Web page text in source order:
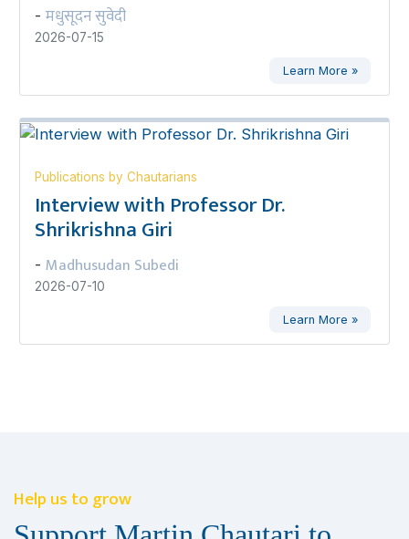
- मधुसूदन सुवेदी
2026-07-15
Learn More »
Publications by Chautarians
Interview with Professor Dr.
Shrikrishna Giri
- Madhusudan Subedi
2026-07-10
Learn More »
Help us to grow